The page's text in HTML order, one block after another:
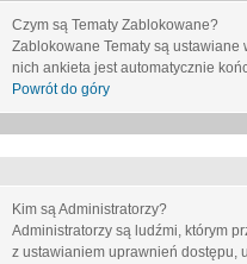
Czym są Tematy Zablokowane?
Zablokowane Tematy są
nich ankieta jest automatycznie
Powrót do góry
Kim są Administratorzy?
Administratorzy są ludźmi, którym
z ustawianiem uprawnień dostępu,